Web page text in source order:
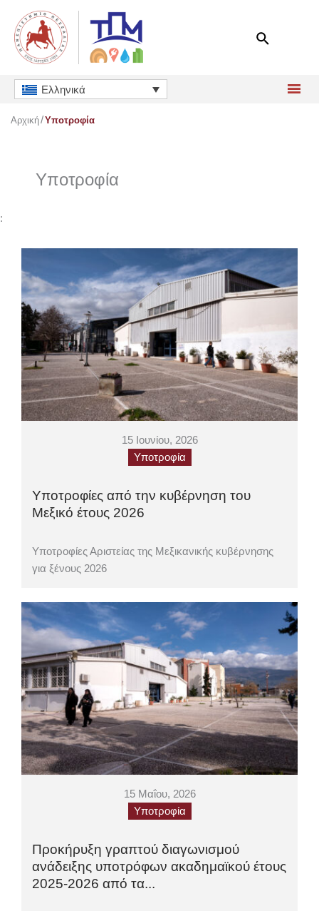
περιεχόμενο
Ελληνικά
Αρχική Υποτροφία
Υποτροφία
:
15 Ιουνίου, 2026
Υποτροφία
Υποτροφίες από την κυβέρνηση του
Μεξικό έτους 2026
Υποτροφίες Αριστείας της Μεξικανικής κυβέρνησης
για ξένους 2026
15 Μαΐου, 2026
Υποτροφία
Προκήρυξη γραπτού διαγωνισμού
ανάδειξης υποτρόφων ακαδημαϊκού έτους
2025-2026 από τα...